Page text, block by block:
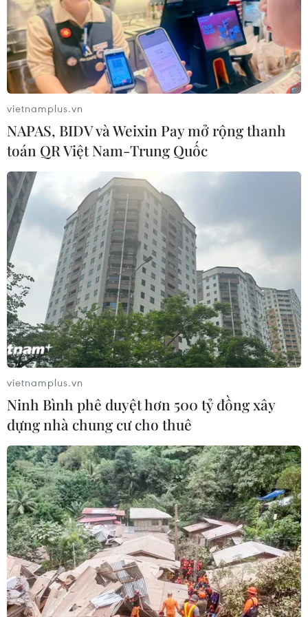
TIN CÙNG CHUYÊN MỤC
Tinh gọn bộ máy: Có “tâm tư” nhưng
không bàn lùi!
23/12/2024 08:42
Messi không có hiệu suất bàn tốt
nhất top 10 chân sút vĩ đại World
Cup
21/12/2022 05:09
World Cup 2022 - cơ hội để các nước
vietnamplus.vn
NAPAS, BIDV và Weixin Pay mở rộng thanh
toán QR Việt Nam-Trung Quốc
vietnamplus.vn
Ninh Bình phê duyệt hơn 500 tỷ đồng xây
dựng nhà chung cư cho thuê